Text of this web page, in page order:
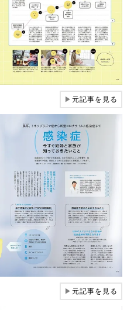
▶元記事を見る
▶元記事を見る